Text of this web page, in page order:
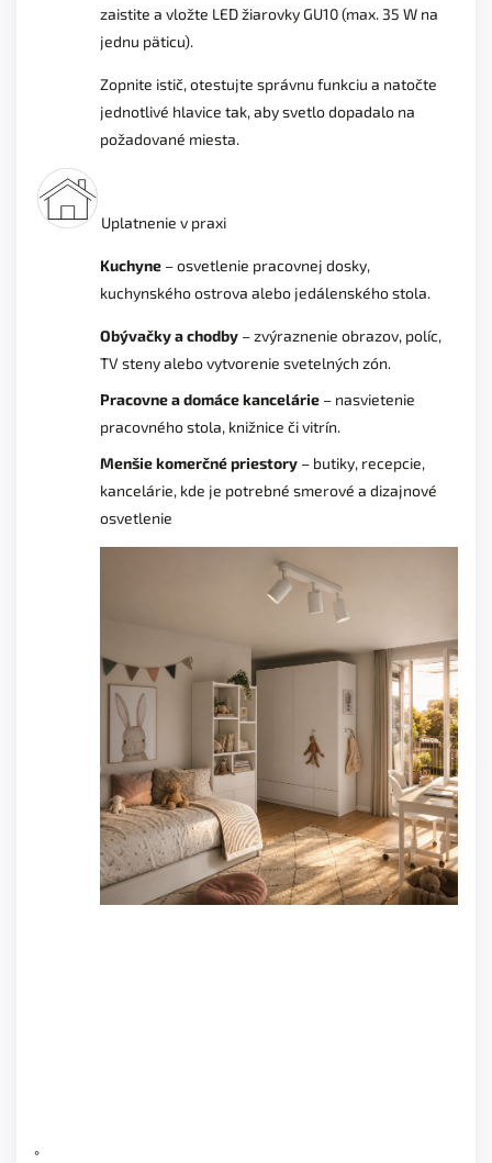
zaistite a vložte LED žiarovky GU10 (max. 35 W na
jednu päticu).
Zopnite istič, otestujte správnu funkciu a natočte
jednotlivé hlavice tak, aby svetlo dopadalo na
požadované miesta.
Uplatnenie v praxi
Kuchyne – osvetlenie pracovnej dosky,
kuchynského ostrova alebo jedálenského stola.
Obývačky a chodby – zvýraznenie obrazov, políc,
TV steny alebo vytvorenie svetelných zón.
Pracovne a domáce kancelárie – nasvietenie
pracovného stola, knižnice či vitrín.
Menšie komerčné priestory – butiky, recepcie,
kancelárie, kde je potrebné smerové a dizajnové
osvetlenie
°